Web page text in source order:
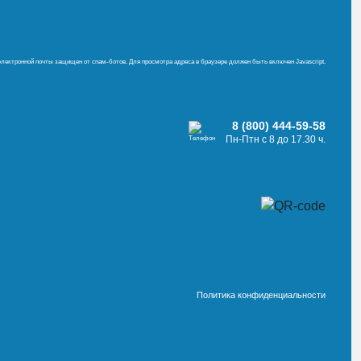
почты защищен от спам-ботов. Для просмотра адреса в браузере должен быть включен Javascript.
8 (800) 444-59-58
Пн-Птн с 8 до 17.30 ч.
Политика конфиденциальности